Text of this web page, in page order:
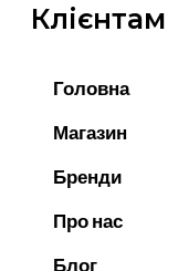
Клієнтам
Головна
Магазин
Бренди
Про нас
Блог